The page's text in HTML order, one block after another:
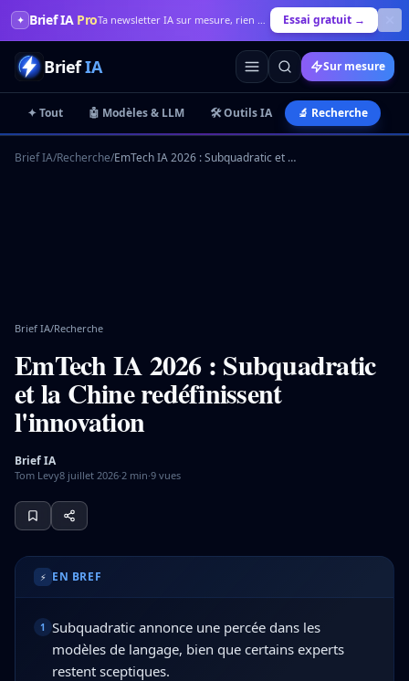
✦ Brief IA Pro Ta newsletter IA sur mesure, rien que pour toi Essai gratuit →
BriefIA Sur mesure
✦ Tout 🤖 Modèles & LLM 🛠️ Outils IA 🔬 Recherche
Brief IA/Recherche/ EmTech IA 2026 : Subquadratic et la Chine redéfinissent l'innovation
Brief IA/Recherche
EmTech IA 2026 : Subquadratic
et la Chine redéfinissent
l'innovation
Brief IA
Tom Levy8 juillet 2026·2 min·9 vues
⚡ EN BREF
1 Subquadratic annonce une percée dans les
modèles de langage, bien que certains experts
restent sceptiques.